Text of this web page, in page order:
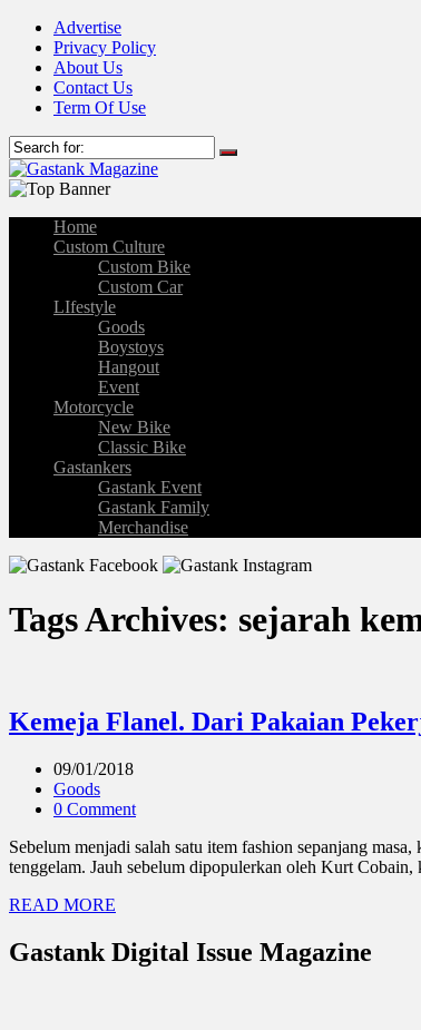
Advertise
Privacy Policy
About Us
Contact Us
Term Of Use
Home
Custom Culture
Custom Bike
Custom Car
LIfestyle
Goods
Boystoys
Hangout
Event
Motorcycle
New Bike
Classic Bike
Gastankers
Gastank Event
Gastank Family
Merchandise
Tags Archives: sejarah
Kemeja Flanel. Dari Pakaian
09/01/2018
Goods
0 Comment
Sebelum menjadi salah satu item fashion sepanjang
tenggelam. Jauh sebelum dipopulerkan oleh Kurt Cobain,
READ MORE
Gastank Digital Issue Magazine